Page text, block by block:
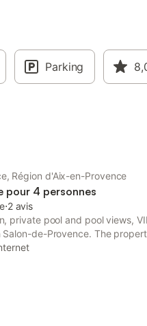
Parking
Région d'Aix-en-Provence
pour 4 personnes
⋅2 avis
private pool and pool views,
Salon-de-Provence. The
des Expositions Avignon